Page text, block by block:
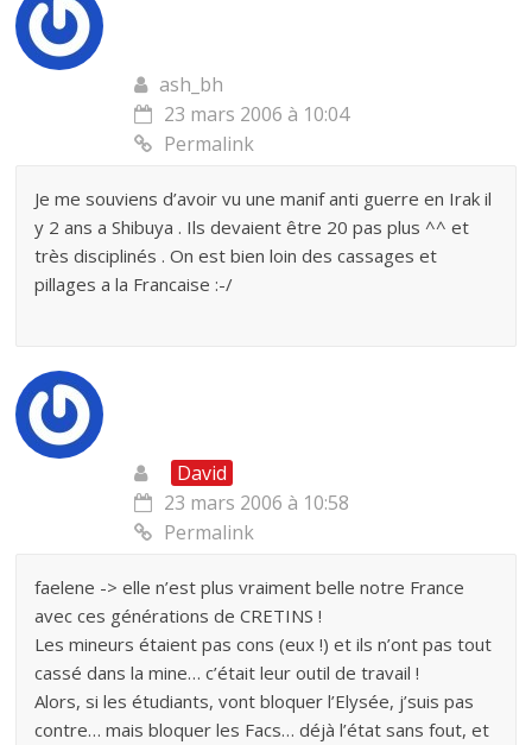
ash_bh
23 mars 2006 à 10:04
Permalink
Je me souviens d’avoir vu une manif anti guerre en Irak il
y 2 ans a Shibuya . Ils devaient être 20 pas plus ^^ et
très disciplinés . On est bien loin des cassages et
pillages a la Francaise :-/
David
23 mars 2006 à 10:58
Permalink
faelene -> elle n’est plus vraiment belle notre France
avec ces générations de CRETINS !
Les mineurs étaient pas cons (eux !) et ils n’ont pas tout
cassé dans la mine… c’était leur outil de travail !
Alors, si les étudiants, vont bloquer l’Elysée, j’suis pas
contre… mais bloquer les Facs… déjà l’état sans fout, et